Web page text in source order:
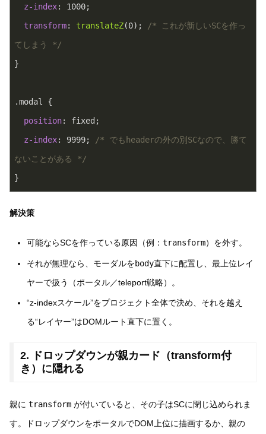
z-index: 1000;
transform: translateZ(0);
/* これが新しいSCを作っ
てしまう */
}
.modal {
position: fixed;
z-index: 9999;
/* でもheaderの外の別SCなので、勝て
ないことがある */
}
解決策
可能ならSCを作っている原因（例： transform）を外す。
それが無理なら、モーダルをbody直下に配置し、最上位レイ
ヤーで扱う（ポータル／teleport戦略）。
“z-indexスケール”をプロジェクト全体で決め、それを越え
る“レイヤー”はDOMルート直下に置く。
2. ドロップダウンが親カード（transform付
き）に隠れる
親に transform が付いていると、その子はSCに閉じ込められま
す。ドロップダウンをポータルでDOM上位に描画するか、親の